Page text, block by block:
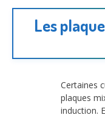
Les
Certaines
plaques
induction.